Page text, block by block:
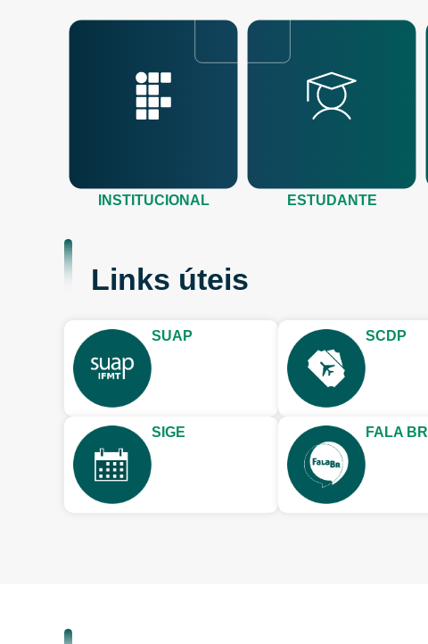
INSTITUCIONAL ESTUDANTE
Links úteis
SUAP SCDP
SIGE FALA BR